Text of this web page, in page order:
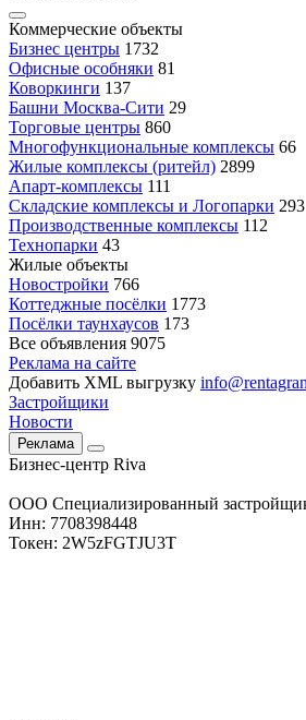
Коммерческие объекты
Бизнес центры 1732
Офисные особняки 81
Коворкинги 137
Башни Москва-Сити 29
Торговые центры 860
Многофункциональные комплексы 66
Жилые комплексы (ритейл) 2899
Апарт-комплексы 111
Складские комплексы и Логопарки 293
Производственные комплексы 112
Технопарки 43
Жилые объекты
Новостройки 766
Коттеджные посёлки 1773
Посёлки таунхаусов 173
Все объявления 9075
Реклама на сайте
Добавить XML выгрузку
Застройщики
Новости
Реклама
Бизнес-центр Riva
ООО Специализированный
Инн: 7708398448
Токен: 2W5zFGTJU3T